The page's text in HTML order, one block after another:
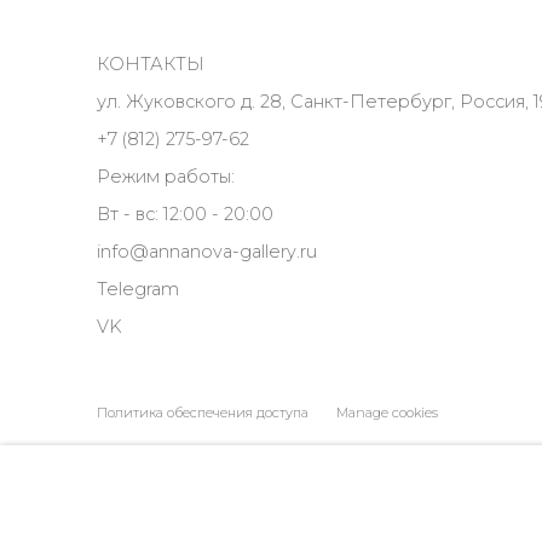
КОНТАКТЫ
ул. Жуковского д. 28, Санкт-Петербург, Россия,
+7 (812) 275-97-62
Режим работы:
Вт - вс: 12:00 - 20:00
info@annanova-gallery.ru
Telegram
VK
Политика обеспечения доступа Manage cookies
COPYRIGHT © 2026 ANNA NOVA GALLERY SITE BY ARTLOGIC